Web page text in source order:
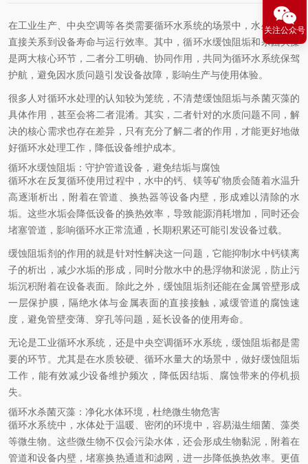
在工业生产、中央空调等各类需要循环水系统的场景中，水处理工作
直接关系到设备寿命与运行效率。其中，循环水缓蚀阻垢和杀菌灭藻
是两大核心环节，二者分工明确、协同作用，共同为循环水系统保驾
护航，避免因水质问题引发设备故障，影响生产与使用体验。
很多人对循环水处理的认知较为笼统，不清楚缓蚀阻垢与杀菌灭藻的
具体作用，甚至会将二者混淆。其实，二者针对的水质问题不同，解
决的核心需求也存在差异，只有充分了解二者的作用，才能更好地做
好循环水处理工作，降低设备维护成本。
循环水缓蚀阻垢：守护管道设备，避免结垢与腐蚀
循环水在反复循环使用过程中，水中的钙、镁等矿物质会随着水温升
高逐渐析出，附着在管道、换热器等设备内壁，形成难以清除的水
垢。这些水垢会降低设备的换热效率，导致能源消耗增加，同时还会
堵塞管道，影响循环水正常流通，长期积累还可能引发设备过载。
缓蚀阻垢剂的作用的就是针对性解决这一问题，它能抑制水中钙镁离
子的析出，减少水垢的形成，同时分散水中的悬浮物和淤泥，防止污
垢沉积附着在设备表面。除此之外，缓蚀阻垢剂还能在金属管壁形成
一层保护膜，隔绝水体与金属表面的直接接触，减缓管道的腐蚀速
度，避免管壁变薄、穿孔等问题，延长设备的使用寿命。
无论是工业循环水系统，还是中央空调循环水系统，缓蚀阻垢都是需
要的环节。尤其是在水质较硬、循环水量大的场景中，做好缓蚀阻垢
工作，能有效减少设备维护频次，降低因结垢、腐蚀带来的停机损
失。
循环水杀菌灭藻：净化水体环境，杜绝微生物危害
循环水系统中，水体处于温暖、密闭的环境中，容易滋生细菌、藻类
等微生物。这些微生物不仅会污染水体，还会形成生物黏泥，附着在
管道和设备内壁，堵塞换热通道和滤网，进一步降低换热效率。更值
关注公众号